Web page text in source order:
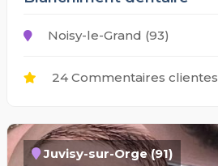
Noisy-le-Grand (93)
24 Commentaires clientes
Juvisy-sur-Orge (91)